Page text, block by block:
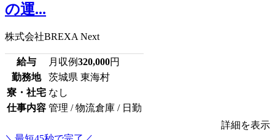
の運...
株式会社BREXA Next
給与 月収例320,000円
勤務地
茨城県 東海村
寮・社宅 なし
仕事内容 管理 / 物流倉庫 / 日勤
詳細を表示